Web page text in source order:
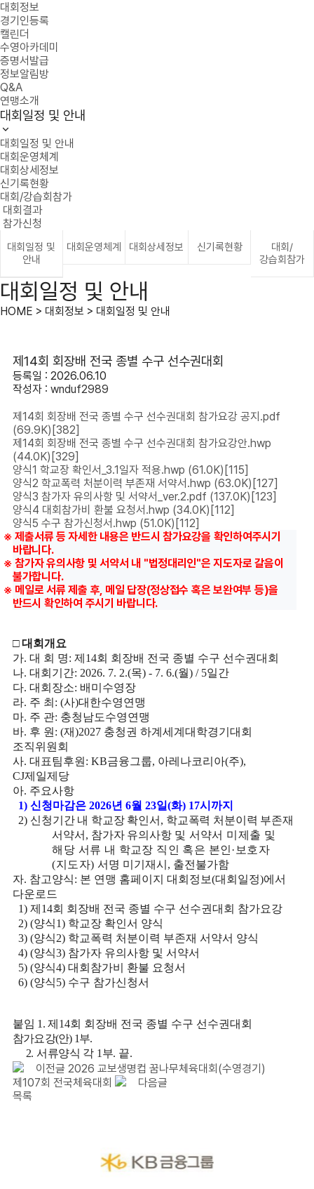
대회정보
경기인등록
캘린더
수영아카데미
증명서발급
정보알림방
Q&A
연맹소개
대회일정 및 안내
대회일정 및 안내
대회운영체계
대회상세정보
신기록현황
대회/강습회참가
대회결과
참가신청
대회일정 및
안내
대회운영체계 대회상세정보 신기록현황
대회/
강습회참가
대회일정 및 안내
HOME > 대회정보 > 대회일정 및 안내
제14회 회장배 전국 종별 수구 선수권대회
등록일 : 2026.06.10
작성자 : wnduf2989
제14회 회장배 전국 종별 수구 선수권대회 참가요강 공지.pdf
(69.9K) [382]
제14회 회장배 전국 종별 수구 선수권대회 참가요강안.hwp
(44.0K) [329]
양식1 학교장 확인서_3.1일자 적용.hwp (61.0K) [115]
양식2 학교폭력 처분이력 부존재 서약서.hwp (63.0K) [127]
양식3 참가자 유의사항 및 서약서_ver.2.pdf (137.0K) [123]
양식4 대회참가비 환불 요청서.hwp (34.0K) [112]
양식5 수구 참가신청서.hwp (51.0K) [112]
제출서류 등 자세한 내용은 반드시 참가요강을 확인하여주시기
바랍니다.
참가자 유의사항 및 서약서 내 "법정대리인"은 지도자로 갈음이
불가합니다.
메일로 서류 제출 후, 메일 답장(정상접수 혹은 보완여부 등)을
반드시 확인하여 주시기 바랍니다.
□대회개요
가. 대 회 명: 제 14회 회장배 전국 종별 수구 선수권대회
나. 대회기간: 2026. 7. 2.(목) - 7. 6.(월) / 5일간
다. 대회장소: 배미수영장
라. 주 최 : (사)대한수영연맹
마. 주 관: 충청남도수영연맹
바. 후 원 : (재)2027 충청권 하계세계대학경기대회
조직위원회
사. 대표팀후원 : KB금융그룹, 아레나코리아(주),
CJ제일제당
아. 주요사항
1) 신청마감은 2026년 6월 23일(화) 17시까지
2) 신청기간 내 학교장 확인서 , 학교폭력 처분이력 부존재
서약서 , 참가자 유의사항 및 서약서 미제출 및
해당 서류 내 학교장 직인 혹은 본인· 보호자
(지도자) 서명 미기재시 , 출전불가함
자. 참고양식: 본 연맹 홈페이지 대회정보(대회일정)에서
다운로드
1) 제 14회 회장배 전국 종별 수구 선수권대회 참가요강
2) (양식1) 학교장 확인서 양식
3) (양식2) 학교폭력 처분이력 부존재 서약서 양식
4) (양식3) 참가자 유의사항 및 서약서
5) (양식4) 대회참가비 환불 요청서
6) (양식5) 수구 참가신청서
붙임 1.제 14회 회장배 전국 종별 수구 선수권대회
참가요강(안) 1부.
2. 서류양식 각 1 부. 끝.
이전글 2026 교보생명컵 꿈나무체육대회(수영경기)
제107회 전국체육대회
다음글
목록